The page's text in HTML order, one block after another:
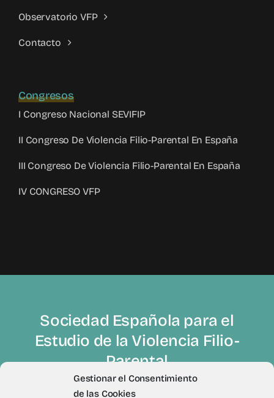
Gestionar el Consentimiento
de las Cookies
Observatorio VFP
Contacto
Congresos
I Congreso Nacional SEVIFIP
II Congreso De Violencia Filio-Parental En España
III Congreso De Violencia Filio-Parental En España
IV CONGRESO VFP
Sociedad Española para el
Estudio de la Violencia Filio-
Parental